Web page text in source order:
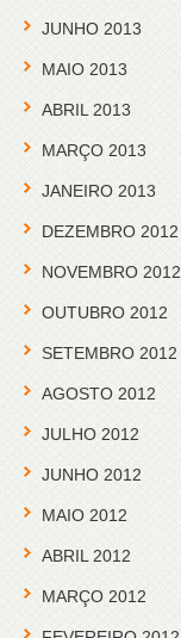
JUNHO 2013
MAIO 2013
ABRIL 2013
MARÇO 2013
JANEIRO 2013
DEZEMBRO 2012
NOVEMBRO 2012
OUTUBRO 2012
SETEMBRO 2012
AGOSTO 2012
JULHO 2012
JUNHO 2012
MAIO 2012
ABRIL 2012
MARÇO 2012